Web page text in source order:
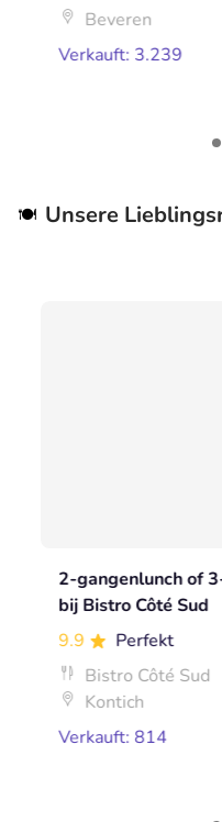
Beveren
Verkauft: 3.239
🍽️ Unsere
2-gangenlunch of
bij Bistro Côté Sud
9.9
Perfekt
Bistro Côté Sud
Kontich
Verkauft: 814